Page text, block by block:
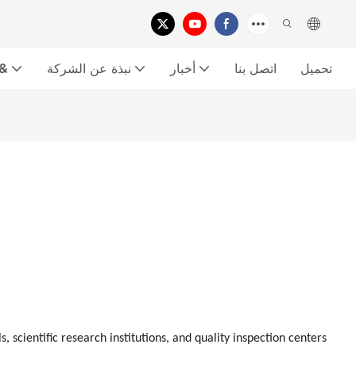
معرض نبذة عن الشركة أخبار اتصل بنا تحميل
scientific research institutions, and quality inspection centers